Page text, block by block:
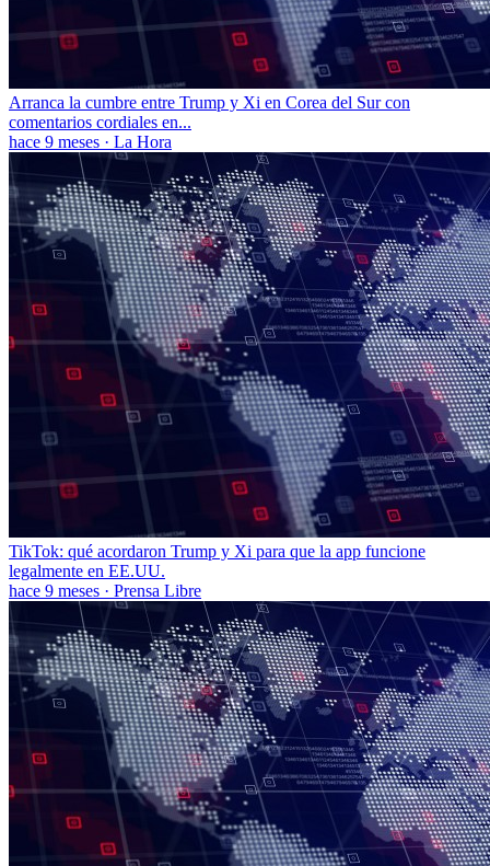
Arranca la cumbre entre Trump y Xi en Corea del Sur con
comentarios cordiales en...
hace 9 meses · La Hora
TikTok: qué acordaron Trump y Xi para que la app funcione
legalmente en EE.UU.
hace 9 meses · Prensa Libre